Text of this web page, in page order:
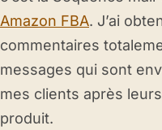
Amazon FBA. J’ai
commentaires
messages qui sont
mes clients après
produit.